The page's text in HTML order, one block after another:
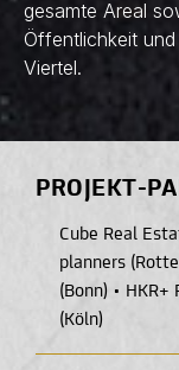
gesamte Areal
Öffentlichkeit
Viertel.
PROJEKT-
Cube Real
planners
(Bonn) • HKR+
(Köln)